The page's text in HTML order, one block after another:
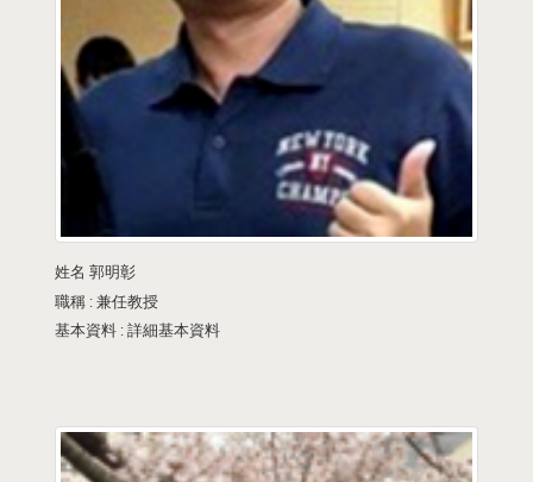
姓名 郭明彰
職稱 : 兼任教授
基本資料 : 詳細基本資料